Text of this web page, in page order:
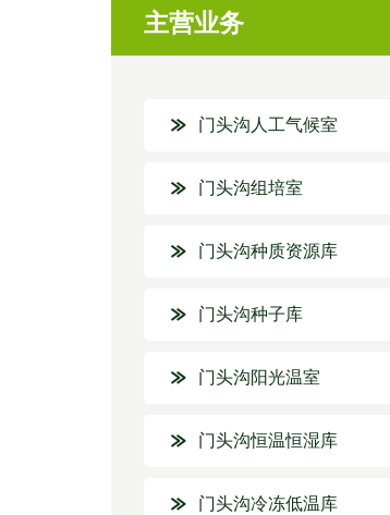
主营业务
门头沟人工气候室
门头沟组培室
门头沟种质资源库
门头沟种子库
门头沟阳光温室
门头沟恒温恒湿库
门头沟冷冻低温库